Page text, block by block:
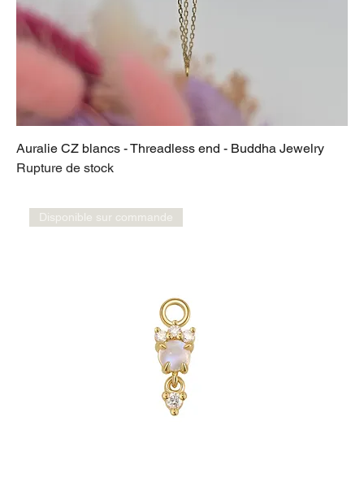
Auralie CZ blancs - Threadless end - Buddha Jewelry
Rupture de stock
Disponible sur commande